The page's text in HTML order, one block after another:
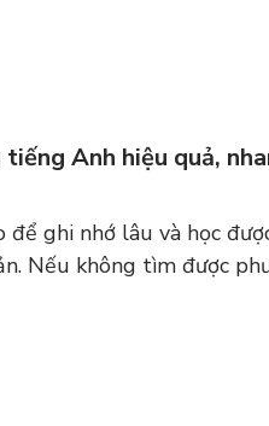
Anh hiệu quả,
để ghi nhớ lâu và học
Nếu không tìm được